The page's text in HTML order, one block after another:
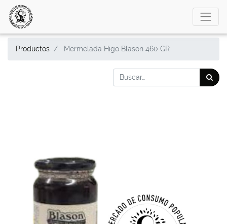
Productos Mermelada Higo Blason 460 GR